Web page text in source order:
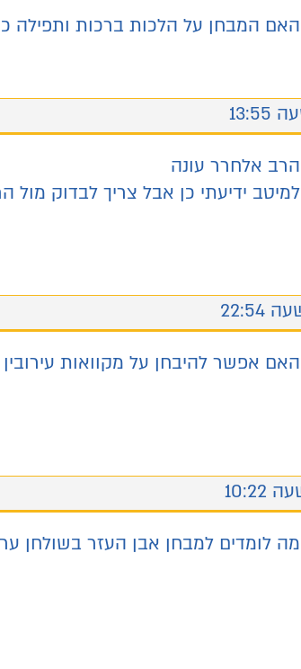
האם המבחן על הלכות ברכות ותפילה
הרב אלחרר עונה
למיטב ידיעתי כן אבל צריך לבדוק מול
האם אפשר להיבחן על מקוואות
מה לומדים למבחן אבן העזר בשולחן